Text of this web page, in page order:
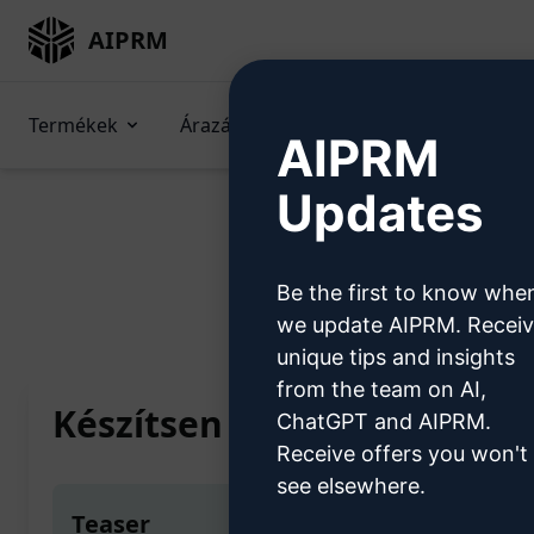
AIPRM
Termékek Árazás
Home / AI Prompts /
Készítsen egy 2000 szavas
Teaser
AIPRM
Updates
Be the first to know
we update AIPRM.
unique tips and insights
from the team on AI,
ChatGPT and AIPRM.
Receive offers you won't
see elsewhere.